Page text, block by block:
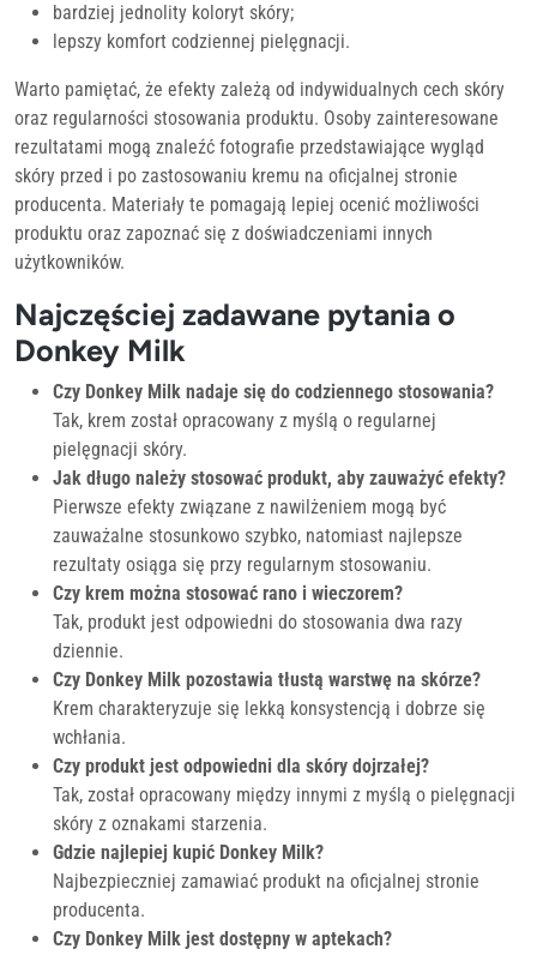
bardziej jednolity koloryt skóry;
lepszy komfort codziennej pielęgnacji.
Warto pamiętać, że efekty zależą od indywidualnych cech skóry
oraz regularności stosowania produktu. Osoby zainteresowane
rezultatami mogą znaleźć fotografie przedstawiające wygląd
skóry przed i po zastosowaniu kremu na oficjalnej stronie
producenta. Materiały te pomagają lepiej ocenić możliwości
produktu oraz zapoznać się z doświadczeniami innych
użytkowników.
Najczęściej zadawane pytania o
Donkey Milk
Czy Donkey Milk nadaje się do codziennego stosowania?
Tak, krem został opracowany z myślą o regularnej
pielęgnacji skóry.
Jak długo należy stosować produkt, aby zauważyć efekty?
Pierwsze efekty związane z nawilżeniem mogą być
zauważalne stosunkowo szybko, natomiast najlepsze
rezultaty osiąga się przy regularnym stosowaniu.
Czy krem można stosować rano i wieczorem?
Tak, produkt jest odpowiedni do stosowania dwa razy
dziennie.
Czy Donkey Milk pozostawia tłustą warstwę na skórze?
Krem charakteryzuje się lekką konsystencją i dobrze się
wchłania.
Czy produkt jest odpowiedni dla skóry dojrzałej?
Tak, został opracowany między innymi z myślą o pielęgnacji
skóry z oznakami starzenia.
Gdzie najlepiej kupić Donkey Milk?
Najbezpieczniej zamawiać produkt na oficjalnej stronie
producenta.
Czy Donkey Milk jest dostępny w aptekach?